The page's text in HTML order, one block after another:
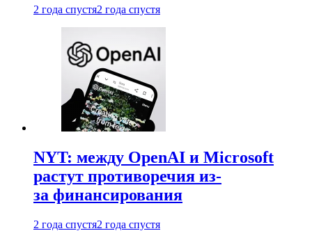
2 года спустя2 года спустя
NYT: между OpenAI и Microsoft
растут противоречия из-
за финансирования
2 года спустя2 года спустя